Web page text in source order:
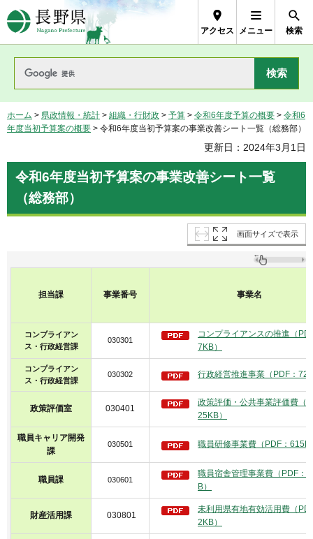
長野県Nagano Prefecture
アクセス メニュー 検索
ホーム > 県政情報・統計 > 組織・行財政 > 予算 > 令和6年度予算の概要 > 令和6
年度当初予算案の概要 > 令和6年度当初予算案の事業改善シート一覧（総務部）
更新日：2024年3月1日
令和6年度当初予算案の事業改善シート一覧
（総務部）
画面サイズで表示
担当課 事業番号 事業名
コンプライアン
ス・行政経営課
030301
コンプライアンスの推進（
7KB）
コンプライアン
ス・行政経営課
030302 行政経営推進事業（PDF：
政策評価室 030401
政策評価・公共事業評価費（
25KB）
職員キャリア開発
課
030501 職員研修事業費（PDF：
職員課 030601
職員宿舎管理事業費（PDF：
B）
財産活用課 030801
未利用県有地有効活用費（
2KB）